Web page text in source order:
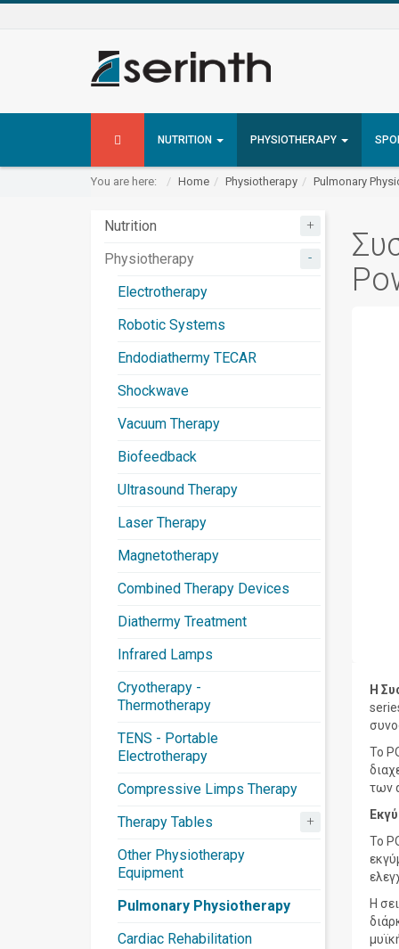
NUTRITION PHYSIOTHERAPY
You are here: Home Physiotherapy Pulmonary
Nutrition +
Physiotherapy -
Electrotherapy
Robotic Systems
Endodiathermy TECAR
Shockwave
Vacuum Therapy
Biofeedback
Ultrasound Therapy
Laser Therapy
Magnetotherapy
Combined Therapy Devices
Diathermy Treatment
Infrared Lamps
Cryotherapy -
Thermotherapy
TENS - Portable
Electrotherapy
Compressive Limps Therapy
Therapy Tables
+
Other Physiotherapy
Equipment
Pulmonary Physiotherapy
Cardiac Rehabilitation
Η
Το
των
To
Η